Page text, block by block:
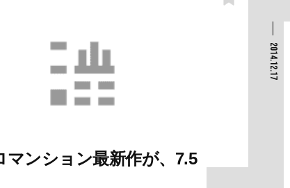
マンション最新作が、7.5
2014.12.17